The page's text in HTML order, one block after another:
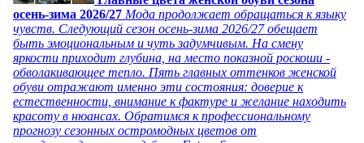
осень-зима 2026/27 Мода продолжает обращаться к языку
чувств. Следующий сезон осень-зима 2026/27 обещает
быть эмоциональным и чуть задумчивым. На смену
яркости приходит глубина, на место показной роскоши -
обволакивающее тепло. Пять главных оттенков женской
обуви отражают именно эти состояния: доверие к
естественности, внимание к фактуре и желание находить
красоту в нюансах. Обратимся к профессиональному
прогнозу сезонных остромодных цветов от